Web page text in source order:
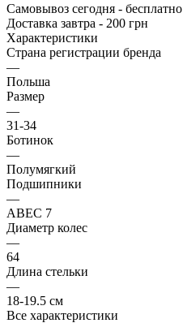
Самовывоз сегодня - бесплатно
Доставка завтра - 200 грн
Характеристики
Страна регистрации бренда
—
Польша
Размер
—
31-34
Ботинок
—
Полумягкий
Подшипники
—
ABEC 7
Диаметр колес
—
64
Длина стельки
—
18-19.5 см
Все характеристики